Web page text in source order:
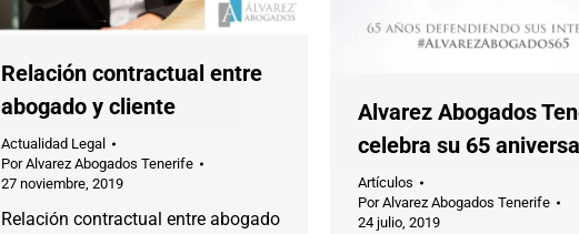
Relación contractual entre
abogado y cliente
Actualidad Legal
PorAlvarez Abogados Tenerife
27 noviembre, 2019
Relación contractual entre abogado
Alvarez Abogados
celebra su 65
Artículos
PorAlvarez Abogados Tenerife
24 julio, 2019